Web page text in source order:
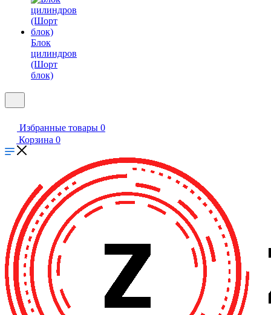
Блок
цилиндров
(Шорт
блок)
Избранные товары 0
Корзина 0